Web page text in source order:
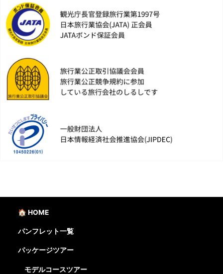
🏠 HOME
パンフレット一覧
パッケージツアー
モデルコースツアー